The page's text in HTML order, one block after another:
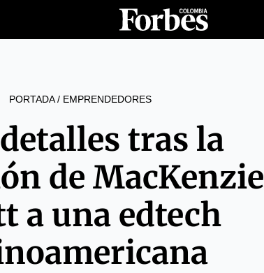
PORTADA/ EMPRENDEDORES
tras la
de MacKenzie
a una edtech